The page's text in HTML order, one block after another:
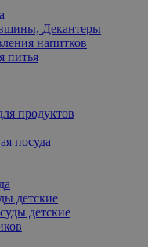
Декантеры
напитков
питья
продуктов
посуда
детские
детские